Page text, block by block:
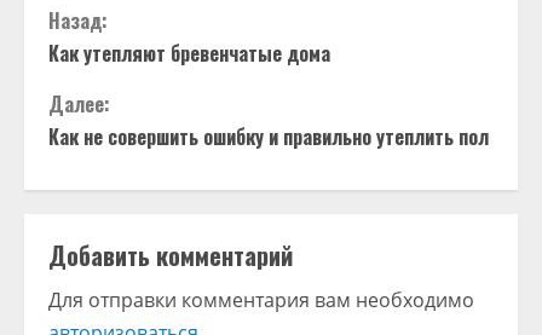
П
р
о
д
о
л
Назад:
Как утепляют бревенчатые дома
Далее:
Как не совершить ошибку и правильно утеплить пол
Добавить комментарий
Для отправки комментария вам необходимо